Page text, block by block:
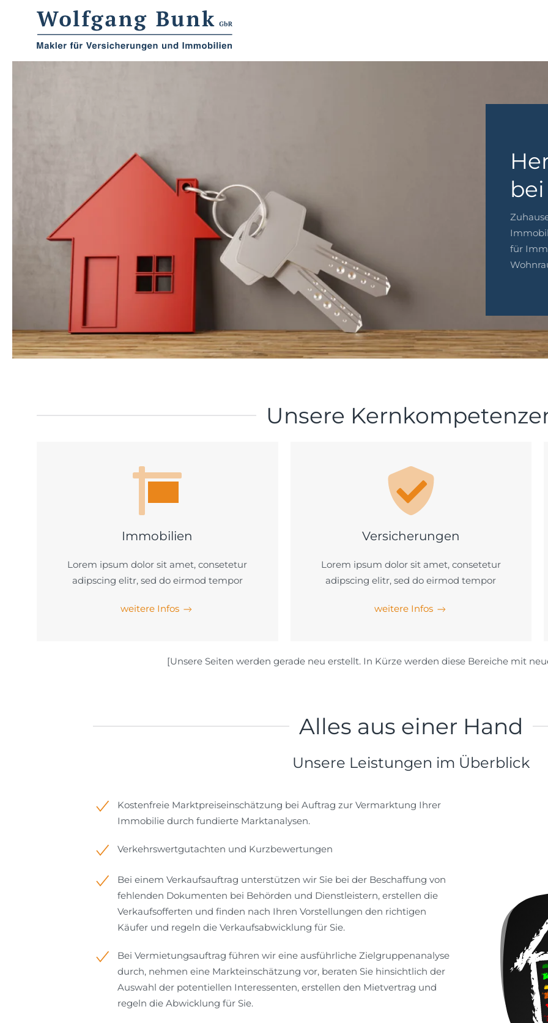
Zum Hauptinhalt springen
für
Unsere
Immobilien
Lorem ipsum dolor sit amet, consetetur
adipscing elitr, sed do eirmod tempor
weitere Infos
Versicherungen
Lorem ipsum dolor sit amet, consetetur
adipscing elitr, sed do eirmod tempor
weitere Infos
[Unsere Seiten werden gerade neu erstellt. In Kürze werden diese Bereiche mit
Alles aus einer Hand
Unsere Leistungen im Überblick
Kostenfreie Marktpreiseinschätzung bei Auftrag zur Vermarktung Ihrer
Immobilie durch fundierte Marktanalysen.
Verkehrswertgutachten und Kurzbewertungen
Bei einem Verkaufsauftrag unterstützen wir Sie bei der Beschaffung von
fehlenden Dokumenten bei Behörden und Dienstleistern, erstellen die
Verkaufsofferten und finden nach Ihren Vorstellungen den richtigen
Käufer und regeln die Verkaufsabwicklung für Sie.
Bei Vermietungsauftrag führen wir eine ausführliche Zielgruppenanalyse
durch, nehmen eine Markteinschätzung vor, beraten Sie hinsichtlich der
Auswahl der potentiellen Interessenten, erstellen den Mietvertrag und
regeln die Abwicklung für Sie.